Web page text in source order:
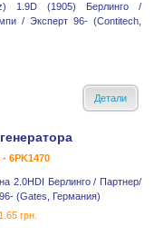
1.9D (1905) Берлинго /
/ Эксперт 96- (Contitech,
Детали
6PK1470
2.0HDI Берлинго / Партнер/
(Gates, Германия)
грн.